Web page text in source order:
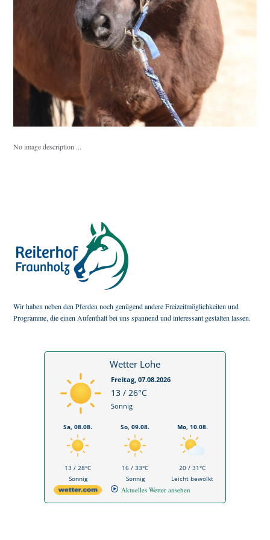
No image description ...
Wir haben neben den Pferden noch genügend andere Freizeitmöglichkeiten und
Programme, die einen Aufenthalt bei uns spannend und interessant gestalten lassen.
Wetter Lohe
Freitag, 07.08.2026
13 / 26°C
Sonnig
Sa, 08.08.
13 / 28°C
Sonnig
So, 09.08.
16 / 33°C
Sonnig
Mo, 10.08.
20 / 31°C
Leicht bewölkt
Aktuelles Wetter ansehen